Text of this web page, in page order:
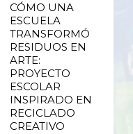
CÓMO UNA
ESCUELA
TRANSFORMÓ
RESIDUOS EN
ARTE:
PROYECTO
ESCOLAR
INSPIRADO EN
RECICLADO
CREATIVO